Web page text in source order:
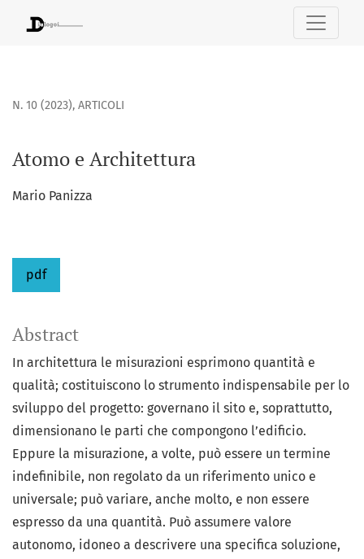
N. 10 (2023), ARTICOLI
Atomo e Architettura
Mario Panizza
pdf
Abstract
In architettura le misurazioni esprimono quantità e
qualità; costituiscono lo strumento indispensabile per lo
sviluppo del progetto: governano il sito e, soprattutto,
dimensionano le parti che compongono l’edificio.
Eppure la misurazione, a volte, può essere un termine
indefinibile, non regolato da un riferimento unico e
universale; può variare, anche molto, e non essere
espresso da una quantità. Può assumere valore
autonomo, idoneo a descrivere una specifica soluzione,